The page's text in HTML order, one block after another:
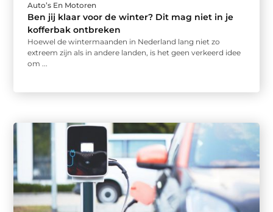
Auto’s En Motoren
Ben jij klaar voor de winter? Dit mag niet in je
kofferbak ontbreken
Hoewel de wintermaanden in Nederland lang niet zo
extreem zijn als in andere landen, is het geen verkeerd idee
om ...